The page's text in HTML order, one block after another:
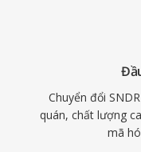
Chuyển đổi
quán, chất lượng
mã